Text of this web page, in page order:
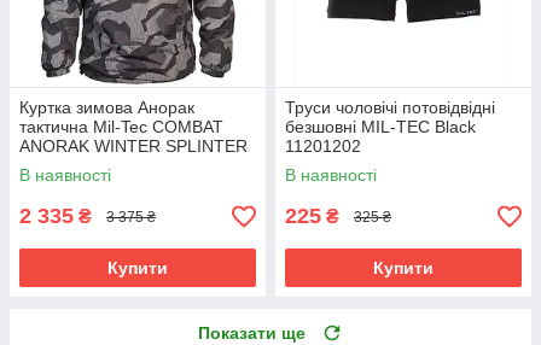
Куртка зимова Анорак
тактична Mil-Tec COMBAT
ANORAK WINTER SPLINTER
NIGHT 10335054
В наявності
2 335 ₴ 3 375 ₴
Купити
Труси чоловічі потовідвідні
безшовні MIL-TEC Black
11201202
В наявності
225 ₴ 325 ₴
Купити
Показати ще